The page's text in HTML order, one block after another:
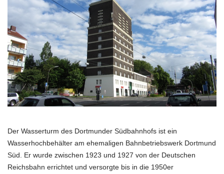
Der Wasserturm des Dortmunder Südbahnhofs ist ein
Wasserhochbehälter am ehemaligen Bahnbetriebswerk Dortmund
Süd. Er wurde zwischen 1923 und 1927 von der Deutschen
Reichsbahn errichtet und versorgte bis in die 1950er